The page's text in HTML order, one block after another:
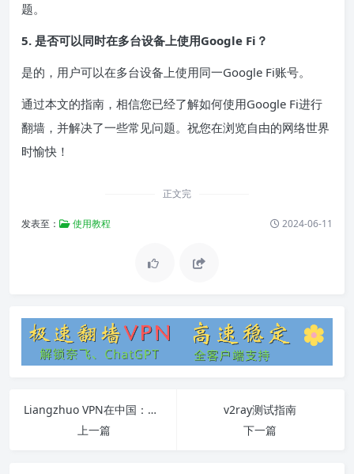
题。
5. 是否可以同时在多台设备上使用Google Fi？
是的，用户可以在多台设备上使用同一Google Fi账号。
通过本文的指南，相信您已经了解如何使用Google Fi进行
翻墙，并解决了一些常见问题。祝您在浏览自由的网络世界
时愉快！
正文完
发表至： 使用教程 2024-06-11
Liangzhuo VPN在中国：完整指南
上一篇
v2ray测试指南
下一篇